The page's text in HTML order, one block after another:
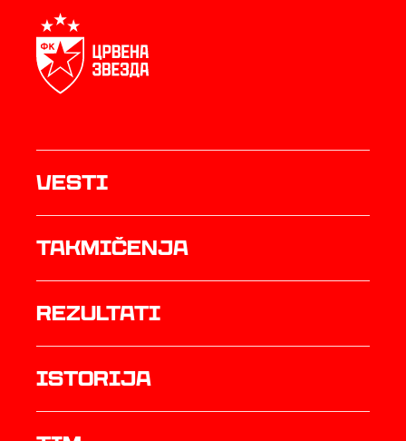
Vesti
Takmičenja
rezultati
istorija